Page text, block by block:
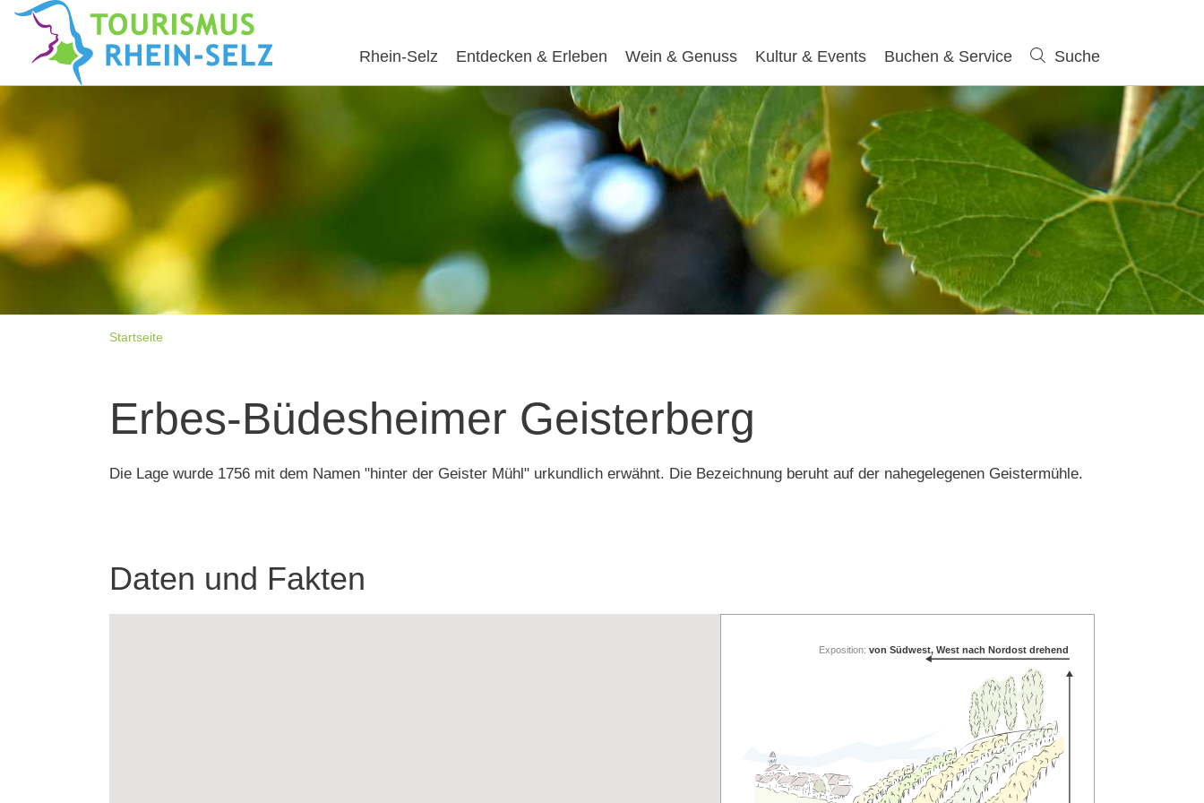
Rhein-Selz Entdecken & Erleben Wein & Genuss Kultur & Events Buchen & Service Suche
Startseite
Erbes-Büdesheimer Geisterberg
Die Lage wurde 1756 mit dem Namen "hinter der Geister Mühl" urkundlich erwähnt. Die Bezeichnung beruht auf der nahegelegenen Geistermühle.
Daten und Fakten
Exposition:von Südwest, West nach Nordost drehend